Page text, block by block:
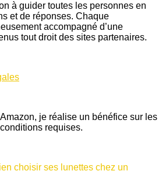
à guider toutes les personnes en
et de réponses. Chaque
accompagné d’une
tout droit des sites partenaires.
je réalise un bénéfice sur les
requises.
choisir ses lunettes chez un